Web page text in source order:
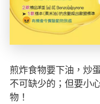
煎炸食物要下油，炒
不可缺少的；但要小
物！